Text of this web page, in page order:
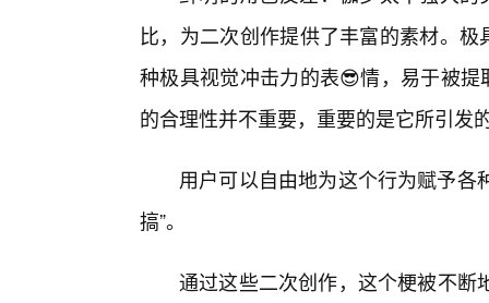
比，为二次创作提供了丰富的素材。
种极具视觉冲击力的表😎情，易于被
的合理性并不重要，重要的是它所引发
用户可以自由地为这个行为赋予各
搞”。
通过这些二次创作，这个梗被不断